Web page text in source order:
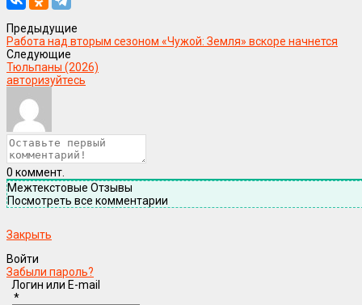
Предыдущие
Работа над вторым сезоном «Чужой: Земля» вскоре начнется
Следующие
Тюльпаны (2026)
авторизуйтесь
0 коммент.
Межтекстовые Отзывы
Посмотреть все комментарии
Закрыть
Войти
Забыли пароль?
Логин или E-mail
*